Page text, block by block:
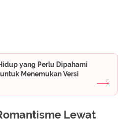
yang Perlu Dipahami
Menemukan Versi
Lewat